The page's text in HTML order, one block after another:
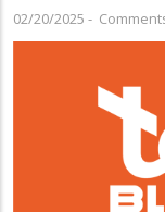
02/20/2025 -